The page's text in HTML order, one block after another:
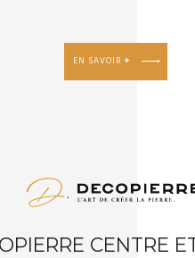
EN SAVOIR +
CENTRE